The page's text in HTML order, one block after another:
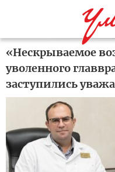
«Нескрываемое
уволенного
заступились